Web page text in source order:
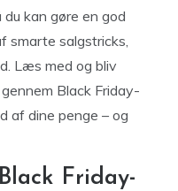
kan gøre en god
smarte salgstricks,
Læs med og bliv
Black Friday-
af dine penge – og
Friday-